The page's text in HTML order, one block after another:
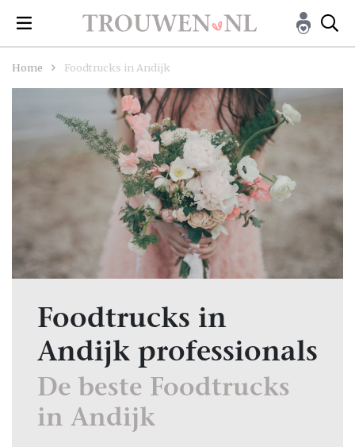
Home Foodtrucks in Andijk
Foodtrucks in
Andijk professionals
De beste Foodtrucks
in Andijk